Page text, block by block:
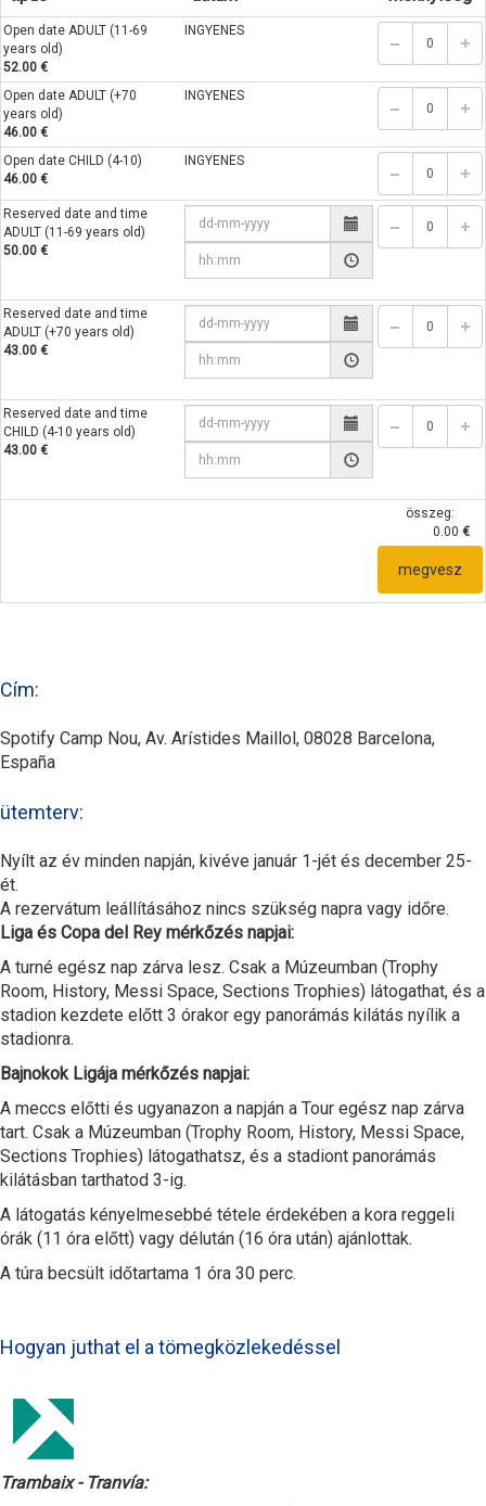
Open date ADULT (11-69
years old)
52.00 €
INGYENES
Open date ADULT (+70
years old)
46.00 €
INGYENES
Open date CHILD (4-10)
46.00 €
INGYENES
Reserved date and time
ADULT (11-69 years old)
50.00 €
Reserved date and time
ADULT (+70 years old)
43.00 €
Reserved date and time
CHILD (4-10 years old)
43.00 €
összeg:
0.00 €
megvesz
Cím:
Spotify Camp Nou, Av. Arístides Maillol, 08028 Barcelona,
España
ütemterv:
Nyílt az év minden napján, kivéve január 1-jét és december 25-
ét.
A rezervátum leállításához nincs szükség napra vagy időre.
Liga és Copa del Rey mérkőzés napjai:
A turné egész nap zárva lesz. Csak a Múzeumban (Trophy
Room, History, Messi Space, Sections Trophies) látogathat, és a
stadion kezdete előtt 3 órakor egy panorámás kilátás nyílik a
stadionra.
Bajnokok Ligája mérkőzés napjai:
A meccs előtti és ugyanazon a napján a Tour egész nap zárva
tart. Csak a Múzeumban (Trophy Room, History, Messi Space,
Sections Trophies) látogathatsz, és a stadiont panorámás
kilátásban tarthatod 3-ig.
A látogatás kényelmesebbé tétele érdekében a kora reggeli
órák (11 óra előtt) vagy délután (16 óra után) ajánlottak.
A túra becsült időtartama 1 óra 30 perc.
Hogyan juthat el a tömegközlekedéssel
Trambaix - Tranvía: